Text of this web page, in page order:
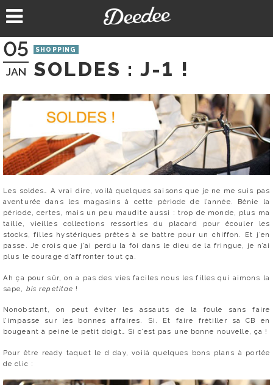
au
05
JAN
SHOPPING
SOLDES : J-1 !
Les soldes… A vrai dire, voilà quelques saisons que je ne me suis pas
aventurée dans les magasins à cette période de l’année. Bénie la
période, certes, mais un peu maudite aussi : trop de monde, plus ma
taille, vieilles collections ressorties du placard pour écouler les
stocks, filles hystériques prêtes à se battre pour un chiffon. Et j’en
passe. Je crois que j’ai perdu la foi dans le dieu de la fringue, je n’ai
plus le courage d’affronter tout ça.
Ah ça pour sûr, on a pas des vies faciles nous les filles qui aimons la
sape, bis repetitae !
Nonobstant, on peut éviter les assauts de la foule sans faire
l’impasse sur les bonnes affaires. Si. Et faire frétiller sa CB en
bougeant à peine le petit doigt… Si c’est pas une bonne nouvelle, ça !
Pour être ready taquet le d day, voilà quelques bons plans à portée
de clic :